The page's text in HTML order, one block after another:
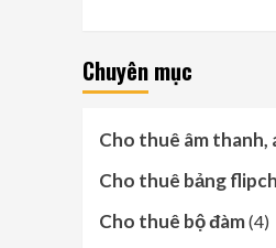
Chuyên mục
Cho thuê âm thanh,
Cho thuê bảng
Cho thuê bộ đàm(4)